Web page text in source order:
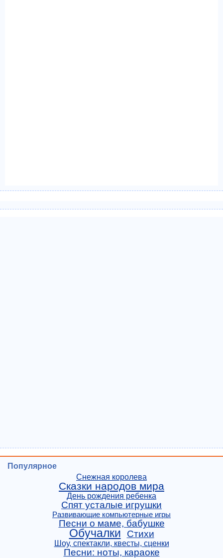
Популярное
Снежная королева
Сказки народов мира
День рождения ребенка
Спят усталые игрушки
Развивающие компьютерные игры
Песни о маме, бабушке
Обучалки Стихи
Шоу, спектакли, квесты, сценки
Песни: ноты, караоке